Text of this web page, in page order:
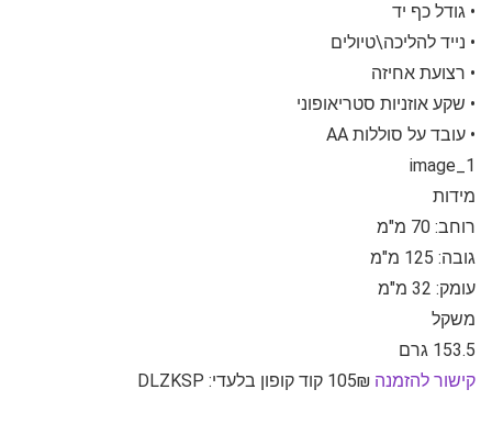
• גודל כף יד
• נייד להליכה\טיולים
• רצועת אחיזה
• שקע אוזניות סטריאופוני
• עובד על סוללות AA
image_1
מידות
רוחב: 70 מ"מ
גובה: 125 מ"מ
עומק: 32 מ"מ
משקל
153.5 גרם
קישור להזמנה